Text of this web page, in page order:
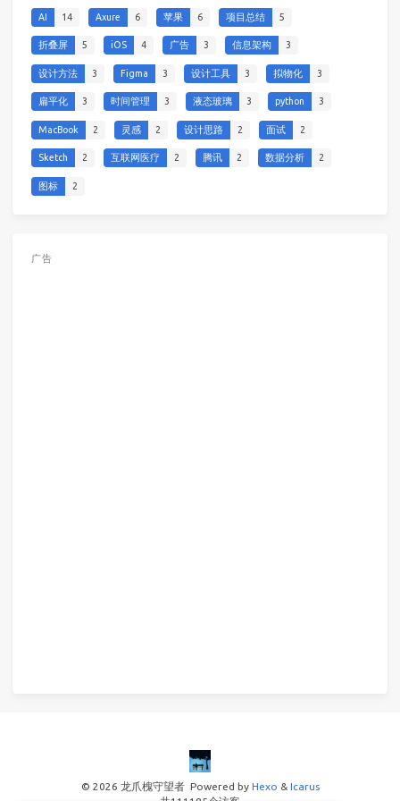
AI 14 Axure 6 苹果 6 项目总结 5
折叠屏 5 iOS 4 广告 3 信息架构 3
设计方法 3 Figma 3 设计工具 3 拟物化 3
扁平化 3 时间管理 3 液态玻璃 3 python 3
MacBook 2 灵感 2 设计思路 2 面试 2
Sketch 2 互联网医疗 2 腾讯 2 数据分析 2
图标 2
广告
© 2026 龙爪槐守望者Powered by Hexo & Icarus